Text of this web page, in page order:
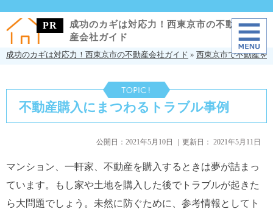
成功のカギは対応力！西東京市の不動
産会社ガイド
成功のカギは対応力！西東京市の不動産会社ガイド » 西東京市で不動産を
不動産購入にまつわるトラブル事例
公開日： 2021年5月10日 ｜更新日： 2021年5月11日
マンション、一軒家、不動産を購入するときは夢が詰まっ
ています。もし家や土地を購入した後でトラブルが起きた
ら大問題でしょう。未然に防ぐために、参考情報としてト